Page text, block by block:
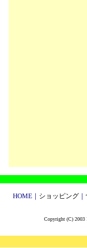
HOME ｜ ショッピング ｜
Copyright (C) 2003